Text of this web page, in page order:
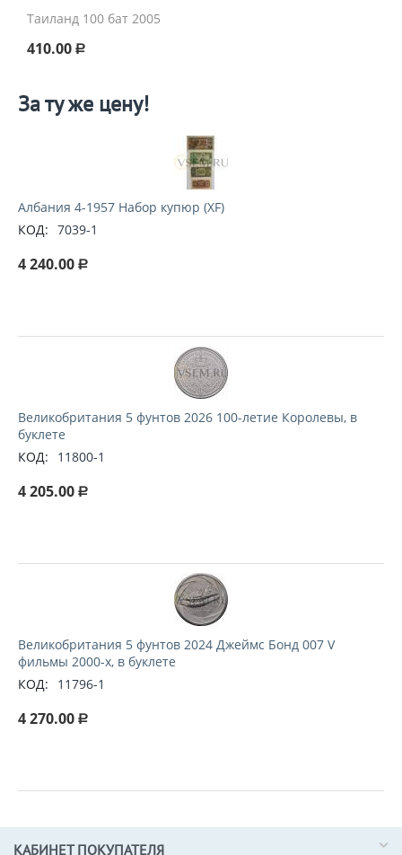
Таиланд 100 бат 2005
410.00 Р
За ту же цену!
Албания 4-1957 Набор купюр (XF)
КОД: 7039-1
4 240.00 Р
Великобритания 5 фунтов 2026 100-летие Королевы, в
буклете
КОД:
11800-1
4 205.00 Р
Великобритания 5 фунтов 2024 Джеймс Бонд 007 V
фильмы 2000-х, в буклете
КОД:
11796-1
4 270.00 Р
КАБИНЕТ ПОКУПАТЕЛЯ